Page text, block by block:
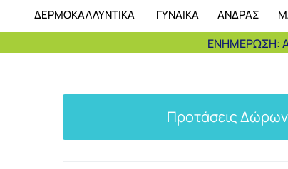
ΔΕΡΜΟΚΑΛΛΥΝΤΙΚΑ ΓΥΝΑΙΚΑ ΑΝΔΡΑΣ
ΕΝΗΜΕΡΩΣΗ:
Προτάσεις Δώρων